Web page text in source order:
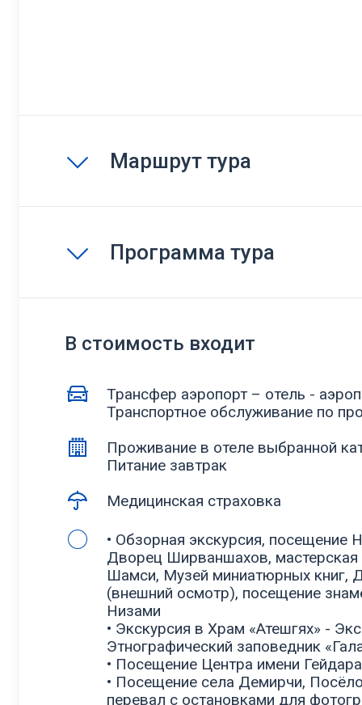
Маршрут тура
Программа тура
В стоимость входит
Трансфер аэропорт – отель -
Транспортное обслуживание по
Проживание в отеле выбранной
Питание завтрак
Медицинская страховка
• Обзорная экскурсия, посещение
Дворец Ширваншахов, мастерская
Шамси, Музей миниатюрных книг,
(внешний осмотр), посещение
Низами
• Экскурсия в Храм «Атешгях» -
Этнографический заповедник
• Посещение Центра имени
• Посещение села Демирчи,
перевал с остановками для